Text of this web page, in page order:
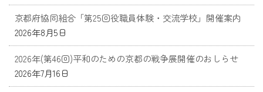
京都府協同組合「第25回役職員体験・交流学校」開催案内
2026年8月5日
2026年(第46回)平和のための京都の戦争展開催のおしらせ
2026年7月16日